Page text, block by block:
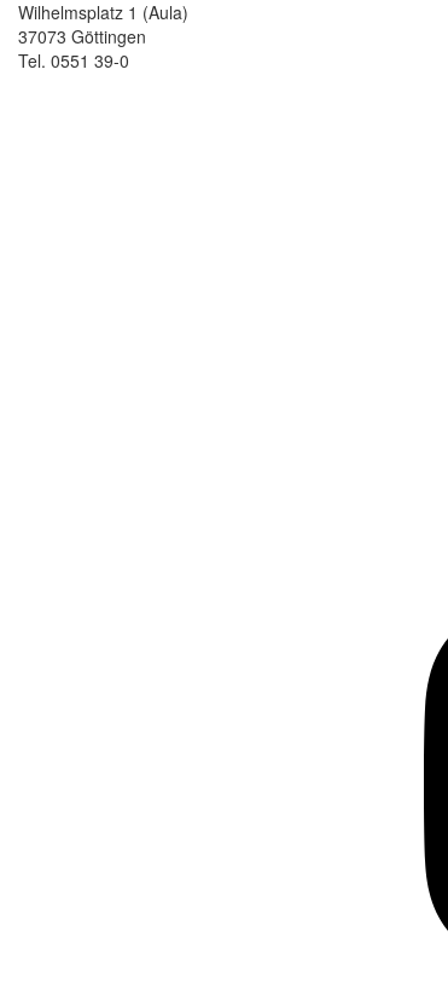
Wilhelmsplatz 1 (Aula)
37073 Göttingen
Tel. 0551 39-0